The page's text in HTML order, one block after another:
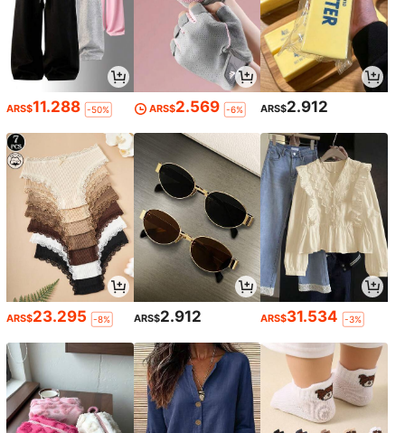
ARS$11.288 -50% ARS$2.569 -6% ARS$2.912
ARS$23.295 -8% ARS$2.912 ARS$31.534 -3%